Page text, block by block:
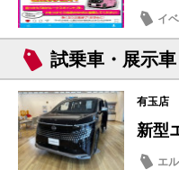
イ
試乗車・展示車
有玉店
新型
エ